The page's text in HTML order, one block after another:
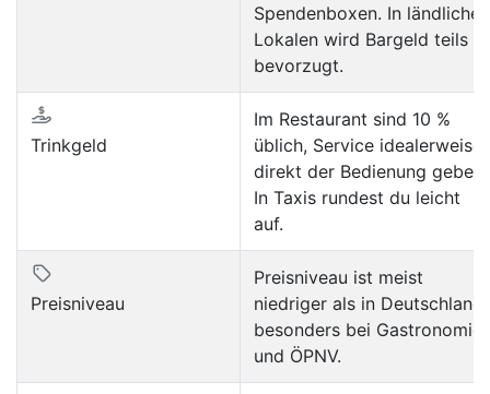
Spendenboxen. In ländlichen
Lokalen wird Bargeld teils
bevorzugt.
Trinkgeld
Im Restaurant sind 10 %
üblich, Service idealerweise
direkt der Bedienung geben.
In Taxis rundest du leicht
auf.
Preisniveau
Preisniveau ist meist
niedriger als in Deutschland,
besonders bei Gastronomie
und ÖPNV.